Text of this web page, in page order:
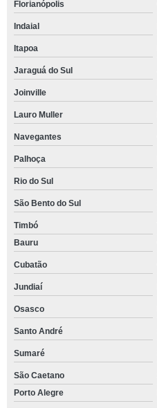
Florianópolis
Indaial
Itapoa
Jaraguá do Sul
Joinville
Lauro Muller
Navegantes
Palhoça
Rio do Sul
São Bento do Sul
Timbó
Bauru
Cubatão
Jundiaí
Osasco
Santo André
Sumaré
São Caetano
Porto Alegre